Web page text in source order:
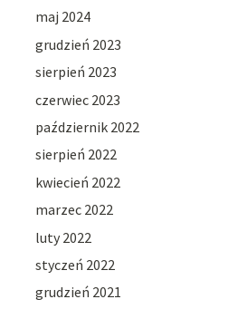
maj 2024
grudzień 2023
sierpień 2023
czerwiec 2023
październik 2022
sierpień 2022
kwiecień 2022
marzec 2022
luty 2022
styczeń 2022
grudzień 2021